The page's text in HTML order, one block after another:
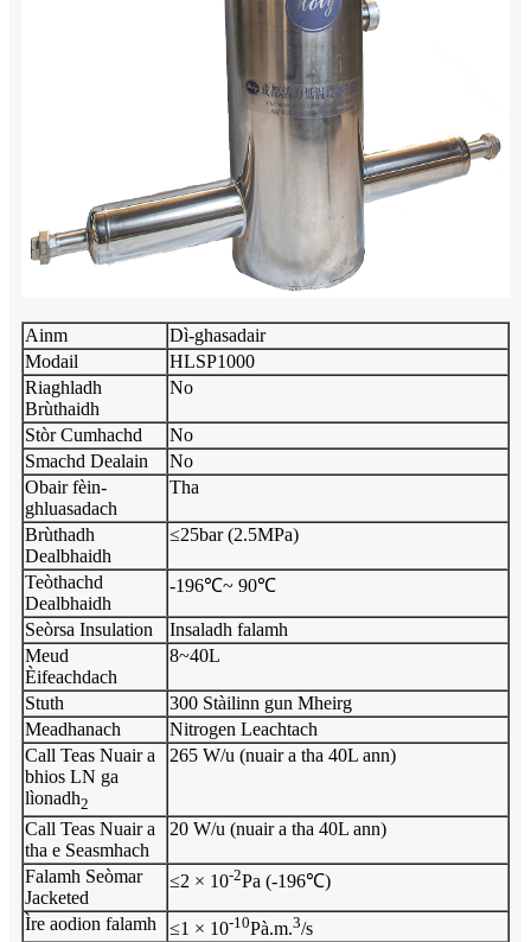
Ainm
Dì-ghasadair
Modail
HLSP1000
Riaghladh
Brùthaidh
No
Stòr Cumhachd
No
Smachd Dealain
No
Obair fèin-
ghluasadach
Tha
Brùthadh
Dealbhaidh
≤25bar (2.5MPa)
Teòthachd
Dealbhaidh
-196℃~ 90℃
Seòrsa Insulation
Insaladh falamh
Meud
Èifeachdach
8~40L
Stuth
300 Stàilinn gun Mheirg
Meadhanach
Nitrogen Leachtach
Call Teas Nuair a
bhios LN ga
lìonadh2
265 W/u (nuair a tha 40L ann)
Call Teas Nuair a
tha e Seasmhach
20 W/u (nuair a tha 40L ann)
Falamh Seòmar
Jacketed
≤2 × 10-2Pa (-196℃)
Ìre aodion falamh ≤1 × 10-10Pà.m.3/s